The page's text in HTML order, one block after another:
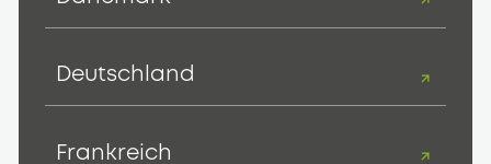
Deutschland
Frankreich